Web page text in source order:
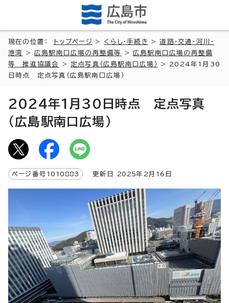
現在の位置： トップページ > くらし・手続き >道路・交通・河川・
港湾
>広島駅南口広場の再整備等 >広島駅南口広場の再整備
等 推進協議会
> 定点写真（広島駅南口広場）
> 2024年1月30
日時点 定点写真（広島駅南口広場）
2024年1月30日時点 定点写真
（広島駅南口広場）
ページ番号 1010883 更新日 2025年2月 16 日